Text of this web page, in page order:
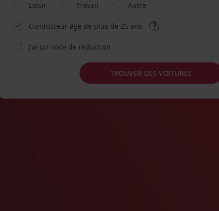
Loisir
Travail Autre
Conducteur âgé de plus de 25 ans
J’ai un code de réduction
TROUVER DES VOITURES